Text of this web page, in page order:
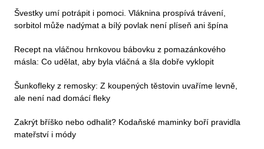
Švestky umí potrápit i pomoci. Vláknina prospívá trávení,
sorbitol může nadýmat a bílý povlak není plíseň ani špína
Recept na vláčnou hrnkovou bábovku z pomazánkového
másla: Co udělat, aby byla vláčná a šla dobře vyklopit
Šunkofleky z remosky: Z koupených těstovin uvaříme levně,
ale není nad domácí fleky
Zakrýt bříško nebo odhalit? Kodaňské maminky boří pravidla
mateřství i módy